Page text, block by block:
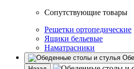
Сопутствующие товары
Решетки ортопедические
Ящики бельевые
Наматрасники